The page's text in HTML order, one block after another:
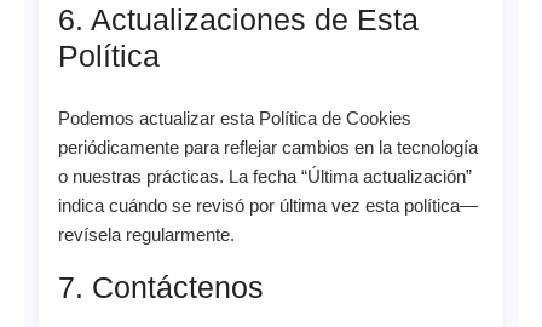
6. Actualizaciones de Esta
Política
Podemos actualizar esta Política de Cookies
periódicamente para reflejar cambios en la tecnología
o nuestras prácticas. La fecha “Última actualización”
indica cuándo se revisó por última vez esta política—
revísela regularmente.
7. Contáctenos